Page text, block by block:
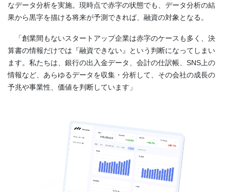
なデータ分析を実施。現時点で赤字の状態でも、データ分析の結
果から黒字を描ける将来が予測できれば、融資の対象となる。
「創業間もないスタートアップ企業は赤字のケースも多く、決
算書の情報だけでは『融資できない』という判断になってしまい
ます。私たちは、銀行の出入金データ、会計の仕訳帳、SNS上の
情報など、あらゆるデータを収集・分析して、その会社の成長の
予兆や事業性、価値を判断しています」